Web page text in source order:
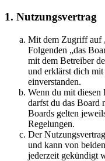
1. Nutzungsvertrag
Mit dem Zugriff auf
Folgenden „das
mit dem Betreiber
und erklärst dich
einverstanden.
Wenn du mit diesen
darfst du das Board
Boards gelten
Regelungen.
Der
und kann von
jederzeit gekündigt